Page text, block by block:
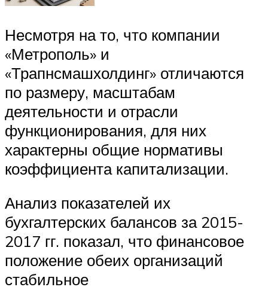
Несмотря на то, что компании
«Метрополь» и
«Трапнсмашхолдинг» отличаются
по размеру, масштабам
деятельности и отрасли
функционирования, для них
характерны общие нормативы
коэффициента капитализации.
Анализ показателей их
бухгалтерских балансов за 2015-
2017 гг. показал, что финансовое
положение обеих организаций
стабильное